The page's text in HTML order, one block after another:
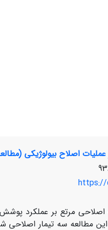
اصلاح بیولوژیکی
https://
اصلاحی مرتع بر عملکرد
این مطالعه سه تیمار